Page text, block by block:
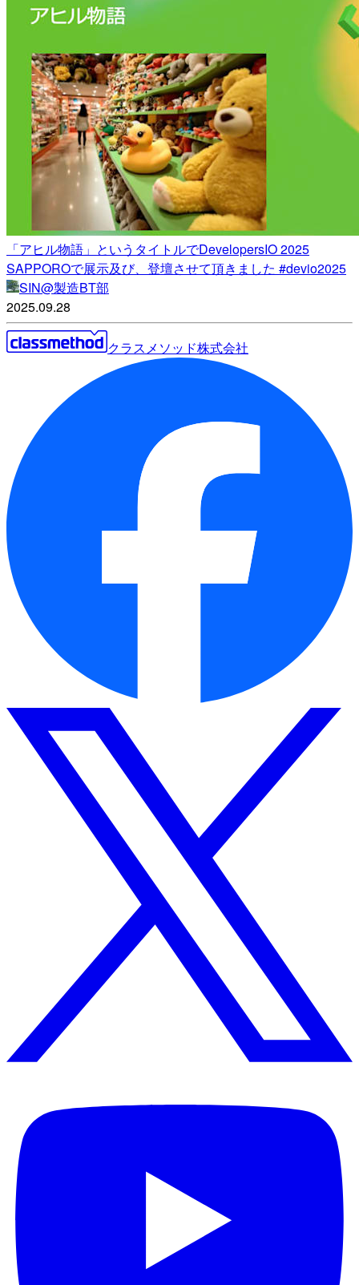
「アヒル物語」というタイトルでDevelopersIO 2025
SAPPOROで展示及び、登壇させて頂きました #devio2025
SIN@製造BT部
2025.09.28
クラスメソッド株式会社